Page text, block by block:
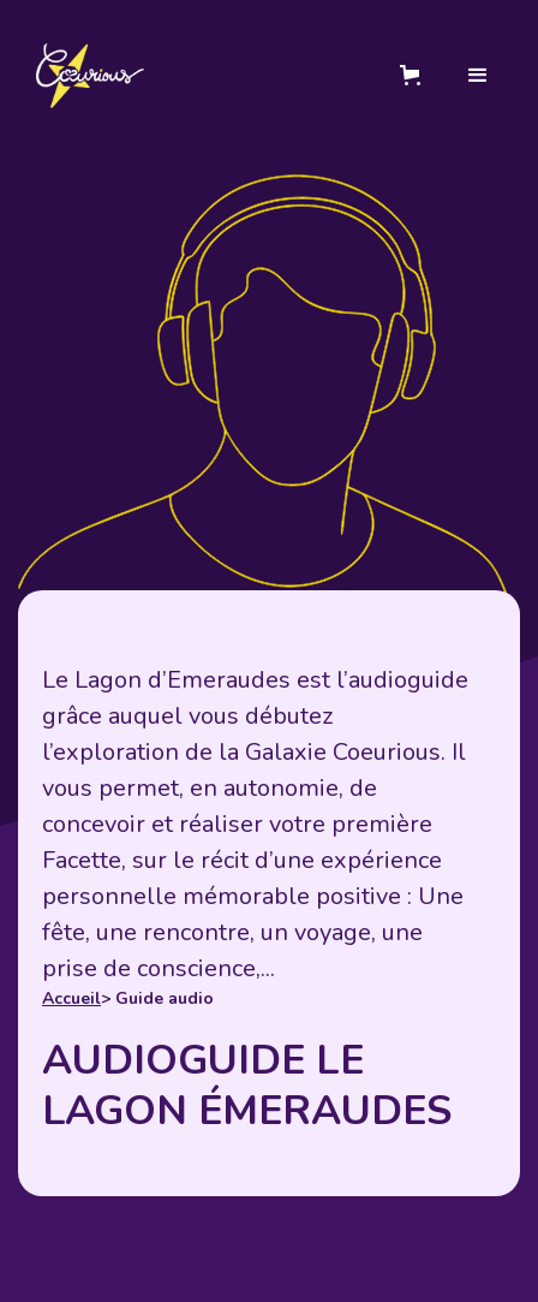
Accueil> Guide audio
AUDIOGUIDE LE
LAGON ÉMERAUDES
Le Lagon d’Emeraudes est l’audioguide
grâce auquel vous débutez
l’exploration de la Galaxie Coeurious. Il
vous permet, en autonomie, de
concevoir et réaliser votre première
Facette, sur le récit d’une expérience
personnelle mémorable positive : Une
fête, une rencontre, un voyage, une
prise de conscience,...